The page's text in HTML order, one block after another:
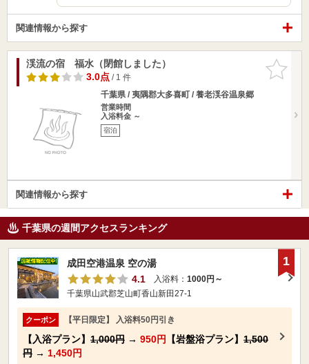
関連情報から探す
お気に入
りに追加
渓流の宿 福水（閉館しました）
3.0点/ 1 件
千葉県 / 夷隅郡大多喜町 / 養老渓谷温泉郷
営業時間
入浴料金 ～
宿泊
関連情報から探す
千葉県の週間アクセスランキング
成田空港温泉 空の湯
4.1
入浴料： 1000円～
千葉県山武郡芝山町香山新田27-1
クーポン 【平日限定】 入浴料50円引き
【入浴プラン】 1,000円 → 950円 【岩盤浴プラン】 1,500
円 → 1,450円
1